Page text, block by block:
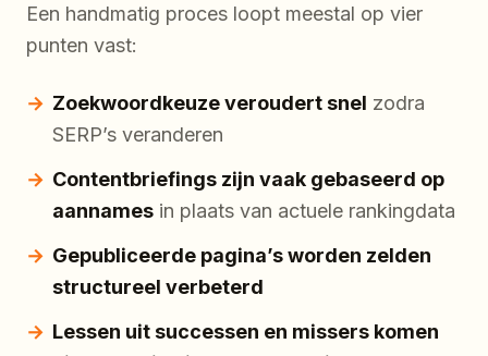
Een handmatig proces loopt meestal op vier
punten vast:
Zoekwoordkeuze veroudert snel zodra
SERP’s veranderen
Contentbriefings zijn vaak gebaseerd op
aannames in plaats van actuele rankingdata
Gepubliceerde pagina’s worden zelden
structureel verbeterd
Lessen uit successen en missers komen